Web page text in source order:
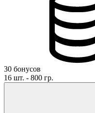
30 бонусов
16 шт. - 800 гр.